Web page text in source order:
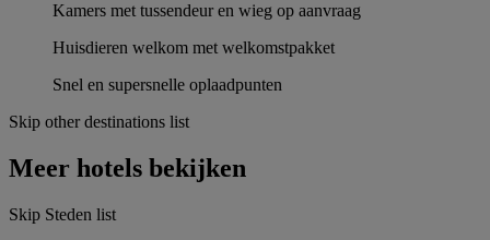
Kamers met tussendeur en wieg op aanvraag
Huisdieren welkom met welkomstpakket
Snel en supersnelle oplaadpunten
Skip other destinations list
Meer hotels bekijken
Skip Steden list